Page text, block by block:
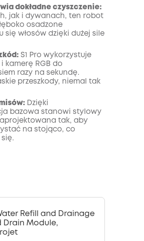
dokładne czyszczenie:
jak i dywanach, ten robot
osadzone
włosów dzięki dużej sile
S1 Pro wykorzystuje
kamerę RGB do
razy na sekundę.
przeszkody, niemal tak
Dzięki
bazowa stanowi stylowy
tak, aby
na stojąco, co
Refill and Drainage
Drain Module,